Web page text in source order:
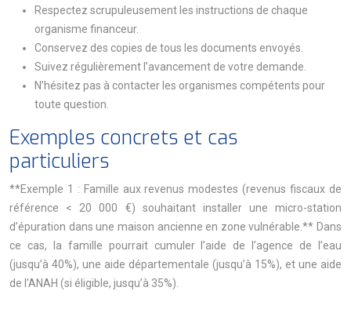
Respectez scrupuleusement les instructions de chaque
organisme financeur.
Conservez des copies de tous les documents envoyés.
Suivez régulièrement l’avancement de votre demande.
N’hésitez pas à contacter les organismes compétents pour
toute question.
Exemples concrets et cas
particuliers
**Exemple 1 : Famille aux revenus modestes (revenus fiscaux de
référence < 20 000 €) souhaitant installer une micro-station
d’épuration dans une maison ancienne en zone vulnérable.** Dans
ce cas, la famille pourrait cumuler l’aide de l’agence de l’eau
(jusqu’à 40%), une aide départementale (jusqu’à 15%), et une aide
de l’ANAH (si éligible, jusqu’à 35%).